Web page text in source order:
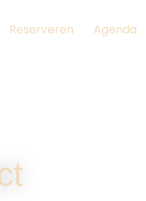
Reserveren Agenda